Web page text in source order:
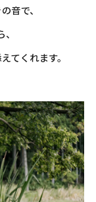
音で、
てくれます。